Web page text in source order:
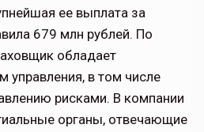
ее выплата за
679 млн рублей. По
обладает
управления, в том числе
рисками. В компании
органы, отвечающие